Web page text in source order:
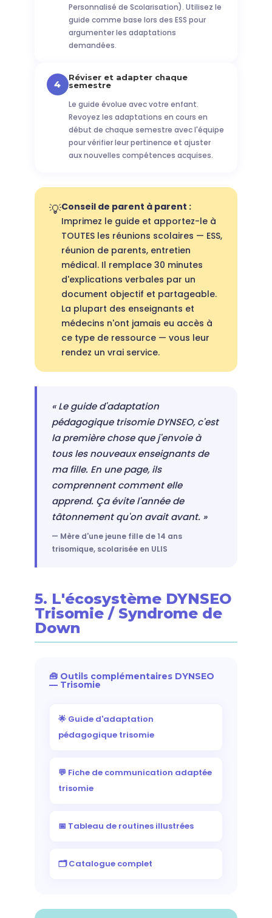
Personnalisé de Scolarisation). Utilisez le
guide comme base lors des ESS pour
argumenter les adaptations
demandées.
4
Réviser et adapter chaque
semestre
Le guide évolue avec votre enfant.
Revoyez les adaptations en cours en
début de chaque semestre avec l'équipe
pour vérifier leur pertinence et ajuster
aux nouvelles compétences acquises.
💡Conseil de parent à parent :
Imprimez le guide et apportez-le à
TOUTES les réunions scolaires — ESS,
réunion de parents, entretien
médical. Il remplace 30 minutes
d'explications verbales par un
document objectif et partageable.
La plupart des enseignants et
médecins n'ont jamais eu accès à
ce type de ressource — vous leur
rendez un vrai service.
« Le guide d'adaptation
pédagogique trisomie DYNSEO, c'est
la première chose que j'envoie à
tous les nouveaux enseignants de
ma fille. En une page, ils
comprennent comment elle
apprend. Ça évite l'année de
tâtonnement qu'on avait avant. »
— Mère d'une jeune fille de 14 ans
trisomique, scolarisée en ULIS
5. L'écosystème DYNSEO
Trisomie / Syndrome de
Down
🧰 Outils complémentaires DYNSEO
— Trisomie
🌟 Guide d'adaptation
pédagogique trisomie
💬 Fiche de communication adaptée
trisomie
📅 Tableau de routines illustrées
🗂️ Catalogue complet